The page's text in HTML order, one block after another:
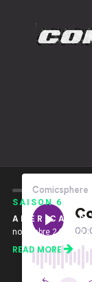
77 MINS